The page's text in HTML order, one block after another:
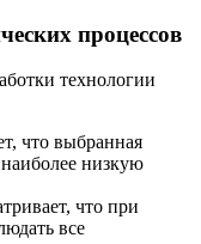
процессов
технологии
что выбранная
низкую
что при
все